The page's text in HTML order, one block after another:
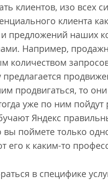
клиентов, изо всех
клиента
предложений наших
Например,
количеством
продвигаться, то
уже по ним
Яндекс
поймете только
его к каким-то
в специфике